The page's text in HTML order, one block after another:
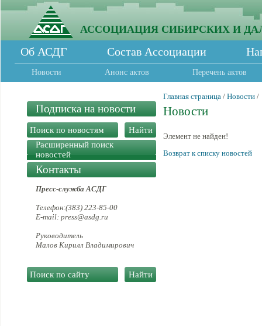
АССОЦИАЦИЯ СИБИРСКИХ И
Об АСДГ Состав Ассоциации
Новости Анонс актов Перечень актов
Подписка на новости
Расширенный поиск
новостей
Контакты
Пресс-служба АСДГ
Телефон:(383) 223-85-00
E-mail: press@asdg.ru
Руководитель
Малов Кирилл Владимирович
Главная страница / Новости /
Новости
Элемент не найден!
Возврат к списку новостей